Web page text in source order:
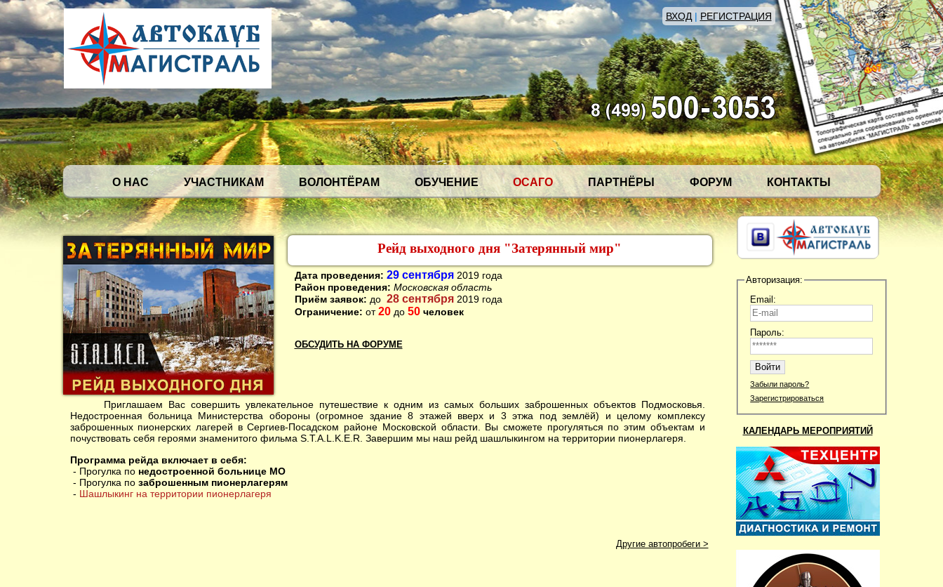
ВХОД| РЕГИСТРАЦИЯ
О НАС УЧАСТНИКАМ ВОЛОНТЁРАМ ОБУЧЕНИЕ ОСАГО ПАРТНЁРЫ ФОРУМ КОНТАКТЫ
Авторизация:
Email:
Пароль:
Забыли пароль?
Зарегистрироваться
КАЛЕНДАРЬ МЕРОПРИЯТИЙ
Рейд выходного дня "Затерянный мир"
Дата проведения: 29 сентября 2019 года
Район проведения: Московская область
Приём заявок: до 28 сентября 2019 года
Ограничение: от20до 50 человек
ОБСУДИТЬ НА ФОРУМЕ
Приглашаем Вас совершить увлекательное путешествие к одним из самых больших заброшенных объектов Подмосковья.
Недостроенная больница Министерства обороны (огромное здание 8 этажей вверх и 3 этжа под землёй) и целому комплексу
заброшенных пионерских лагерей в Сергиев-Посадском районе Московской области. Вы сможете прогуляться по этим объектам и
почуствовать себя героями знаменитого фильма S.T.A.L.K.E.R. Завершим мы наш рейд шашлыкингом на территории пионерлагеря.
Программа рейда включает в себя:
- Прогулка по недостроенной больнице МО
- Прогулка по заброшенным пионерлагерям
- Шашлыкинг на территории пионерлагеря
Другие автопробеги >